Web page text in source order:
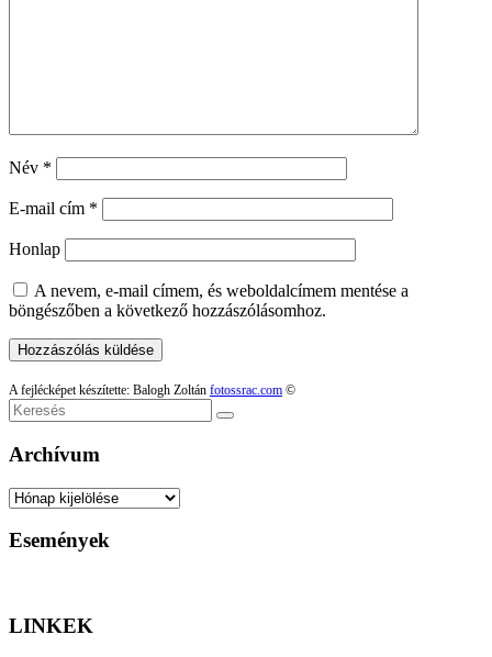
Név *
E-mail cím *
Honlap
A nevem, e-mail címem, és weboldalcímem mentése a
böngészőben a következő hozzászólásomhoz.
A fejlécképet készítette: Balogh Zoltán fotossrac.com ©
Keresés
Archívum
Archívum
Események
LINKEK